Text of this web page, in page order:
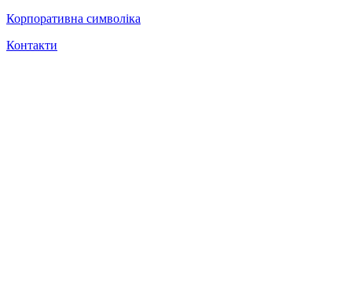
Корпоративна символіка
Контакти